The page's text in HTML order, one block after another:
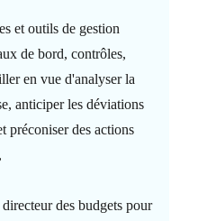
et outils de gestion
de bord, contrôles,
en vue d'analyser la
anticiper les déviations
préconiser des actions
des budgets pour